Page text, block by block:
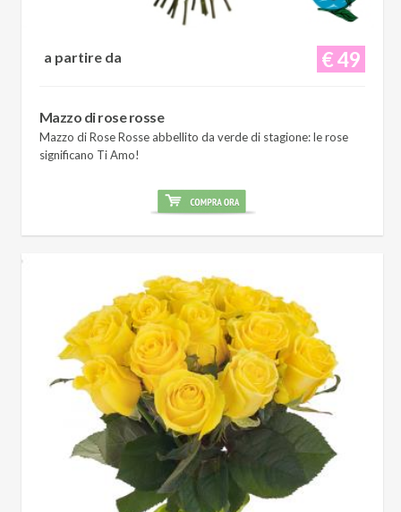
€ 49
a partire da
Mazzo di rose rosse
Mazzo di Rose Rosse abbellito da verde di stagione: le rose
significano Ti Amo!